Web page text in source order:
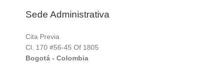
Sede Administrativa
Cita Previa
Cl. 170 #56-45 Of 1805
Bogotá - Colombia